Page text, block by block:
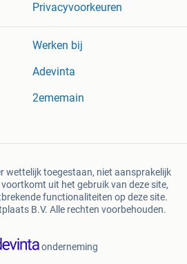
Privacyvoorkeuren
Werken bij
Adevinta
2ememain
wettelijk toegestaan, niet aansprakelijk
uit het gebruik van deze site,
functionaliteiten op deze site.
B.V. Alle rechten voorbehouden.
onderneming